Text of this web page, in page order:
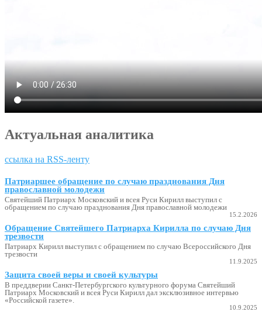
Актуальная аналитика
ссылка на RSS-ленту
Патриаршее обращение по случаю празднования Дня
православной молодежи
Святейший Патриарх Московский и всея Руси Кирилл выступил с
обращением по случаю празднования Дня православной молодежи
15.2.2026
Обращение Святейшего Патриарха Кирилла по случаю Дня
трезвости
Патриарх Кирилл выступил с обращением по случаю Всероссийского Дня
трезвости
11.9.2025
Защита своей веры и своей культуры
В преддверии Санкт-Петербургского культурного форума Святейший
Патриарх Московский и всея Руси Кирилл дал эксклюзивное интервью
«Российской газете».
10.9.2025